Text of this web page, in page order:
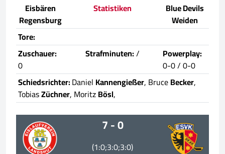
Eisbären
Regensburg
Statistiken
Blue Devils
Weiden
Tore:
Zuschauer:
0
Strafminuten:/
Powerplay:
0-0 / 0-0
Schiedsrichter:Daniel Kannengießer, BruceBecker,
TobiasZüchner, MoritzBösl,
7 - 0
(1:0;3:0;3:0)